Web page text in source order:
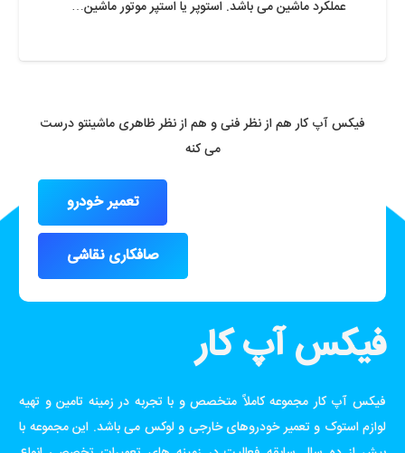
عملکرد ماشین می باشد. استوپر یا استپر موتور ماشین…
فیکس آپ کار هم از نظر فنی و هم از نظر ظاهری ماشینتو درست
می کنه
تعمیر خودرو
صافکاری نقاشی
فیکس آپ کار
فیکس آپ کار مجموعه کاملاً متخصص و با تجربه در زمینه تامین و تهیه
لوازم استوک و تعمیر خودروهای خارجی و لوکس می باشد. این مجموعه با